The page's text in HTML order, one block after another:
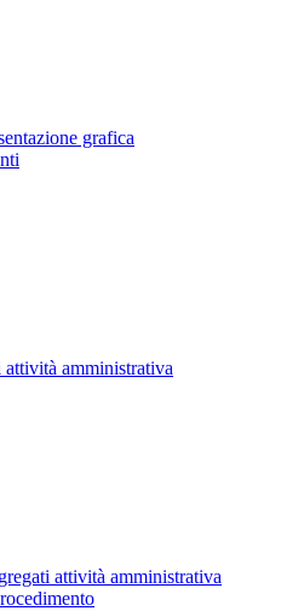
grafica
attività amministrativa
attività amministrativa